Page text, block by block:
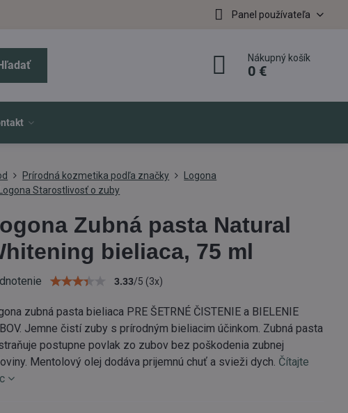
Panel používateľa
Nákupný košík
0 €
Prírodná kozmetika podľa značky
Logona
Logona Starostlivosť o zuby
Zubná pasta Natural
bieliaca, 75 ml
3.33/5 (3x)
zubná pasta bieliaca PRE ŠETRNÉ ČISTENIE a BIELENIE
Jemne čistí zuby s prírodným bieliacim účinkom. Zubná pasta
postupne povlak zo zubov bez poškodenia zubnej
Mentolový olej dodáva prijemnú chuť a svieži dych. Čítajte